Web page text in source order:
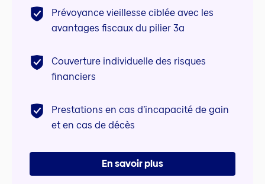
Prévoyance vieillesse ciblée avec les
avantages fiscaux du pilier 3a
Couverture individuelle des risques
financiers
Prestations en cas d’incapacité de gain
et en cas de décès
En savoir plus